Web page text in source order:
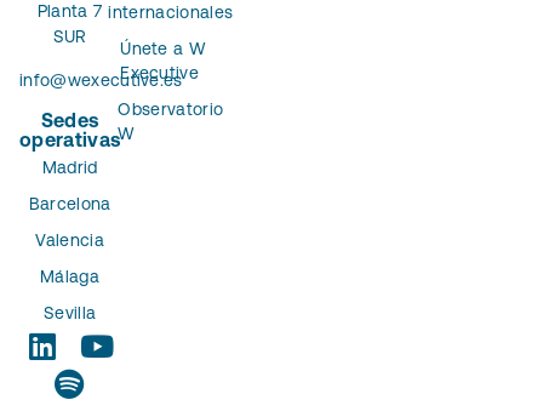
Planta 7
SUR
info@wexecutive.es
Sedes
operativas
Madrid
Barcelona
Valencia
Málaga
Sevilla
internacionales
Únete a W
Executive
Observatorio
W